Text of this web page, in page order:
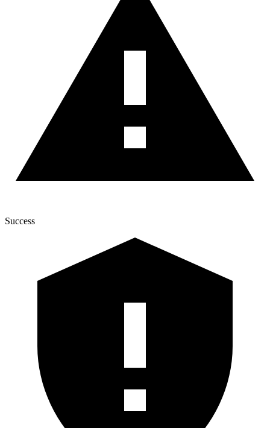
Success